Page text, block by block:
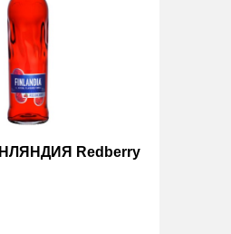
Redberry